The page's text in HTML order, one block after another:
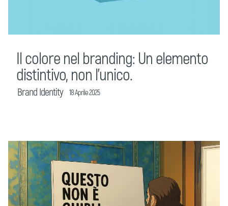
Il colore nel branding: Un elemento
distintivo, non l’unico.
Brand Identity 18 Aprile 2025